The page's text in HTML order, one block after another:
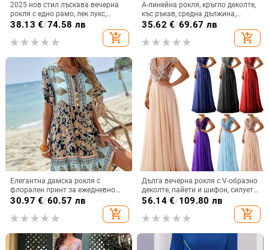
2025 нов стил лъскава вечерна
рокля с едно рамо, лек лукс,
нишова, тънка, висок клас,
водеща, висок клас тост рокля
38.13 €/74.58 лв
add_shopping_cart
A-линейна рокля, кръгло деколте,
къс ръкав, средна дължина,
китайски стил литературно ретро
35.62 €/69.67 лв
add_shopping_cart
Елегантна дамска рокля с
флорален принт за ежедневно
пътуване до работа, европейска
и американска, трансгранична,
Amazon, 2025 г.
30.97 €/60.57 лв
add_shopping_cart
Дълга вечерна рокля с V-образно
деколте, пайети и шифон, силует
А-образен, висока талия
56.14€/109.80 лв
add_shopping_cart